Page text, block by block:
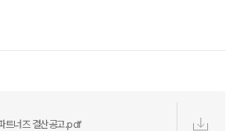
트너즈 결산공고.pdf